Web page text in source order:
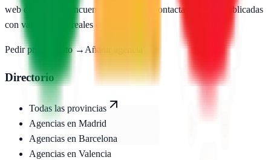
web de España. Encuentra, compara y contacta agencias publicadas
con valoraciones reales de Google.
Pedir presupuesto → Añadir agencia
Directorio
Todas las provincias
Agencias en Madrid
Agencias en Barcelona
Agencias en Valencia